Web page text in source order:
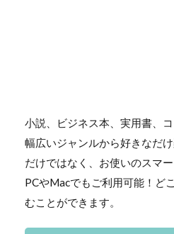
小説、ビジネス本、実用書、
幅広いジャンルから好きなだ
だけではなく、お使いのスマ
PCやMacでもご利用可能！ど
むことができます。